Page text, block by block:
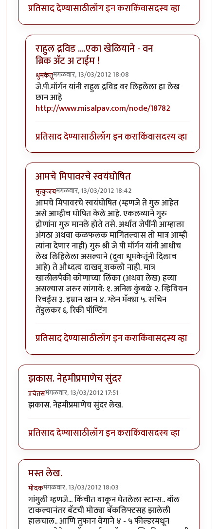
प्रतिसाद देण्यासाठीलॉग इन कराकिंवासदस्य व्हा
राहुल द्रविड ....एका खेळियाने - वन
ब्रिक अ‍ॅट अ टाईम !
धुमकेतूमंगळवार, 13/03/2012 18:08
In reply toराहुल द्रविड बद्द्ल पण लिहाbyपक पक पक
जे.पी.मॉर्गन यांनी राहुल द्रविड वर लिहलेला हालेख
छान आहे
http://www.misalpav.com/node/18782
प्रतिसाद देण्यासाठीलॉग इन कराकिंवासदस्य व्हा
आमचे मिपावरचे स्वयंघोषित
मृत्युन्जयमंगळवार, 13/03/2012 18:42
In reply toराहुल द्रविड बद्द्ल पण लिहाbyपक पक पक
आमचे मिपावरचे स्वयंघोषित (म्हणजे ते गुरु आहेत
असे आम्हीच घोषित केले आहे. एकलव्याने गुरु
द्रोणांना गुरु मानले होते तसे. अर्थात जेपींनी आम्हाला
अंगठा अथवा कळफलक मागितल्यास तो मात्र आम्ही
त्यांना देणार नाही) गुरु श्री जे पी मॉर्गन यांनी आधीच
लेख लिहिलेला असल्याने (दुवा धूमकेतूंनी दिलाच
आहे) ते औध्दत्य दाखवू शकलो नाही. मात्र
खालीलपैकी कोणाच्या लिंका (अथवा लेख) हव्या
असल्यास जरुर सांगावे: १. अनिल कुंबळे २. व्हिवियन
रिचर्ड्स ३. इम्रान खान ४. ग्लेन मॅक्ग्रा ५. सचिन
तेंडुलकर ६. रिकी पॉण्टिंग
प्रतिसाद देण्यासाठीलॉग इन कराकिंवासदस्य व्हा
झकास. नेहमीप्रमाणेच सुंदर
प्रचेतसमंगळवार, 13/03/2012 17:51
झकास. नेहमीप्रमाणेच सुंदर लेख.
प्रतिसाद देण्यासाठीलॉग इन कराकिंवासदस्य व्हा
मस्त लेख.
मोदकमंगळवार, 13/03/2012 18:03
गांगुली म्हणजे... किंचीत वाकून घेतलेला स्टान्स.. बॉल
टाकल्यानंतर बॅटची मोठ्या बॅकलिफ्टसह झालेली
हालचाल.. आणि तुफान वेगाने ४ - ५ फील्डरमधून